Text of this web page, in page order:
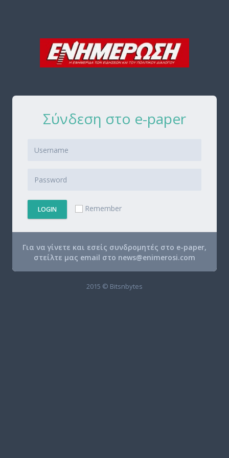
Σύνδεση στο e-paper
LOGIN Remember
Για να γίνετε και εσείς συνδρομητές στο e-paper,
στείλτε μας email στο news@enimerosi.com
2015 © Bitsnbytes